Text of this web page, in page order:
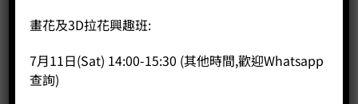
評價 (0)
【 產品描述 】
RINBO可能是您見過的最好的水壺。
畫花及3D拉花興趣班:
7月11日(Sat) 14:00-15:30 (其他時間,歡迎Whatsapp
查詢)